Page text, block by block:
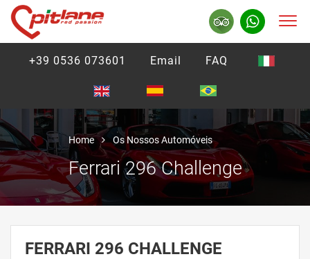
+39 0536 073601 Email FAQ
Home Os Nossos Automóveis
Ferrari 296 Challenge
FERRARI 296 CHALLENGE